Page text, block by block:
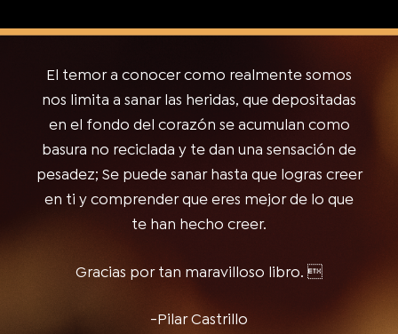
El temor a conocer como realmente somos
nos limita a sanar las heridas, que depositadas
en el fondo del corazón se acumulan como
basura no reciclada y te dan una sensación de
pesadez; Se puede sanar hasta que logras creer
en ti y comprender que eres mejor de lo que
te han hecho creer.
Gracias por tan maravilloso libro. 
-Pilar Castrillo